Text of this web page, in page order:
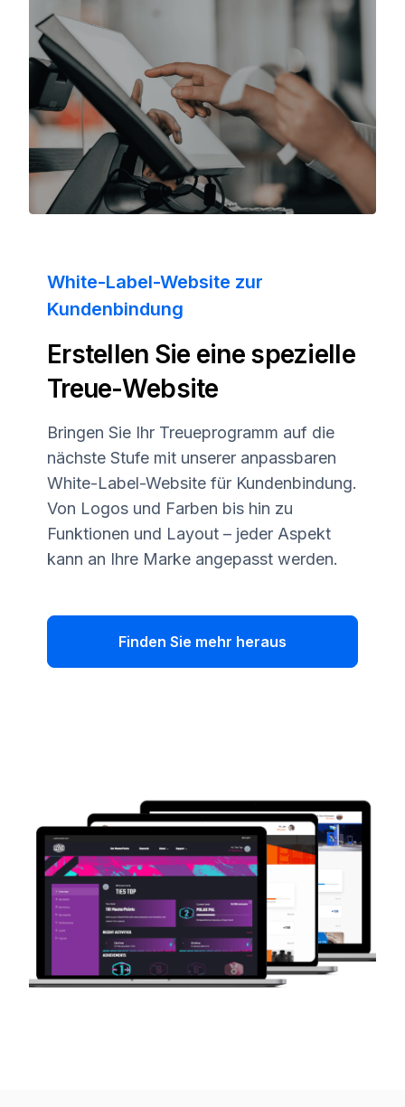
White-Label-Website zur
Kundenbindung
Erstellen Sie eine spezielle
Treue-Website
Bringen Sie Ihr Treueprogramm auf die
nächste Stufe mit unserer anpassbaren
White-Label-Website für Kundenbindung.
Von Logos und Farben bis hin zu
Funktionen und Layout – jeder Aspekt
kann an Ihre Marke angepasst werden.
Finden Sie mehr heraus